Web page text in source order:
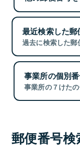
最近検索した郵
過去に検索した郵
事業所の個別
事業所の７けた
郵便番号